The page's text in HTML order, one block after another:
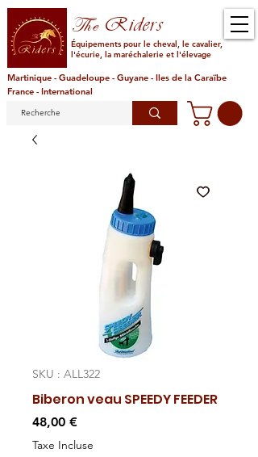
TheRiders
Équipements pour le cheval, le cavalier,
l'écurie, la maréchalerie et l'élevage
Martinique - Guadeloupe - Guyane - Iles de la Caraïbe
France - International
SKU : ALL322
Biberon veau SPEEDY FEEDER
48,00 €Prix
Taxe Incluse